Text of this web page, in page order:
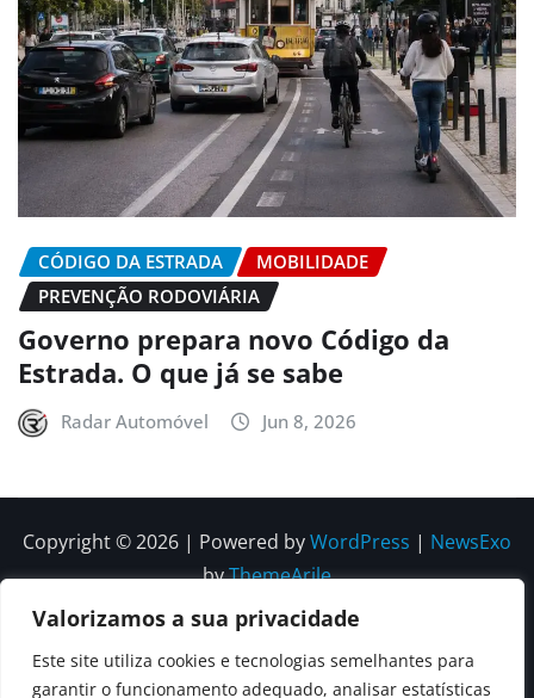
Valorizamos a sua privacidade
Este site utiliza cookies e tecnologias semelhantes para
garantir o funcionamento adequado, analisar estatísticas
CÓDIGO DA ESTRADA
MOBILIDADE
PREVENÇÃO RODOVIÁRIA
Governo prepara novo Código da
Estrada. O que já se sabe
Radar Automóvel Jun 8, 2026
Copyright © 2026 | Powered byWordPress | NewsExo
byThemeArile
Somos
Editorial
Privacidade
correções e